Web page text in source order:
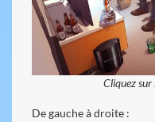
Cliquez
De gauche à droite :